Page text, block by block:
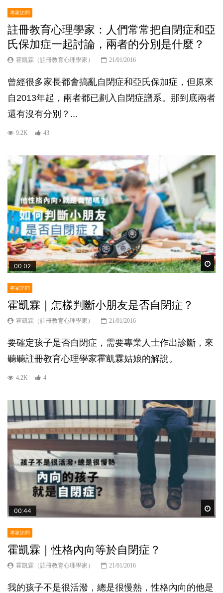
專家訪問
註冊教育心理學家：人們常常把自閉症和亞
氏保加症一起討論，兩者的分別是什麼？
霍凱霖（註冊教育心理學家） 21/01/2016
曾經很多家長都會搞亂自閉症和亞氏保加症，但原來
自2013年起，兩者都已劃入自閉症譜系。那到底兩者
還有沒有分別？...
9.2K 43
00:02
專家訪問
霍凱霖｜怎樣判斷小朋友是否自閉症？
霍凱霖（註冊教育心理學家） 21/01/2016
要確定孩子是否自閉症，需要專業人士作出診斷，來
聽聽註冊教育心理學家霍凱霖姑娘的解說。
4.2K 4
00:44
專家訪問
霍凱霖｜性格內向等於自閉症？
霍凱霖（註冊教育心理學家） 21/01/2016
我的孩子不是很活潑，總是很慢熱，性格內向的他是